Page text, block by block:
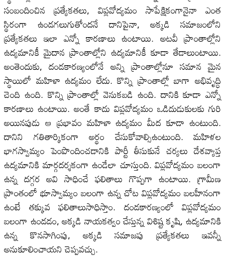
సంబందించిన ప్రత్యేకతలు, విప్లవోద్యమం సాపేక్షికంగానైనా ఎంత
స్థిరంగా ఉండగలుగుతోందనే దానిపైనా, అక్కడి సమాజంలోని
ప్రత్యేకతలు ఇలా ఎన్నో కారణాలు ఉంటాయి. అటవీ ప్రాంతాల్లోని
ఉద్యమానికీ మైదాన ప్రాంతాల్లోని ఉద్యమానికీ కూడా తేడాలుంటాయి.
అంతెందుకు, దండకారణ్యంలోనే అన్ని ప్రాంతాల్లోనూ సమాన మైన
స్థాయిలో మహిళా ఉద్యమం లేదు. కొన్ని ప్రాంతాల్లో బాగా అభివృద్ధి
చెంది ఉంది. కొన్ని ప్రాంతాల్లో వెనుకబడి ఉంది. దానికి కూడా ఎన్నో
కారణాలు ఉంటాయి. అంతే కాదు విప్లవోద్యమం ఒడిదుడుకులకు గురి
అయినపుడు ఆ ప్రభావం మహిళా ఉద్యమం మీద కూడా ఉంటుంది.
దానిని గతితార్కికంగా అర్థం చేసుకోవాల్సిఉంటుంది. మహిళల
భాగస్వామ్యం పెంపొందించడానికి పార్టీ తీసుకునే చర్యలు దేశవ్యాప్త
ఉద్యమానికి మార్గదర్శకంగా ఉండేలా చూస్తుంది. విప్లవోద్యమం బలంగా
ఉన్న దగ్గర అవి సాధించే ఫలితాలు గొప్పగా ఉంటాయి. గ్రామీణ
ప్రాంతంలో భూస్వామ్యం బలంగా ఉన్న చోట విప్లవోద్యమం బలహీనంగా
ఉంటే తక్కువ ఫలితాలుసాధిస్తాం. దండకారణ్యంలో విప్లవోద్యమం
బలంగా ఉండడం, అక్కడి నాయకత్వం చేస్తున్న విశిష్ట కృషి, ఉద్యమానికి
ఉన్న కొనసాగింపు, అక్కడి సమాజపు ప్రత్యేకతలు ఇవన్నీ
అనుకూలించాయని చెప్పవచ్చు.